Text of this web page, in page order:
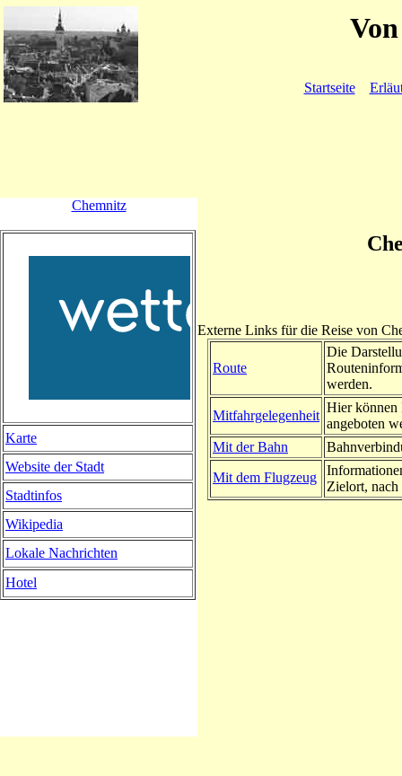
Startseite
Externe Links für die Reise von
Route
Die
werden.
Mitfahrgelegenheit
Hier können
angeboten
Mit der Bahn
Mit dem Flugzeug
Zielort, nach
Chemnitz
Karte
Website der Stadt
Stadtinfos
Wikipedia
Lokale Nachrichten
Hotel